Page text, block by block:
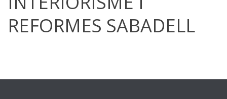
REFORMES SABADELL